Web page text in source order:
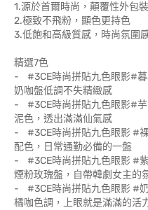
1.源於首爾時尚，顛覆性外包
2.極致不飛粉，顯色更持色
3.低飽和高級質感，時尚氛圍
精選7色
- #3CE時尚拼貼九色眼影#暮
奶咖盤低調不失精緻感
- #3CE時尚拼貼九色眼影#芋
泥色，透出滿滿仙氣感
- #3CE時尚拼貼九色眼影 #裸
配色，日常通勤必備的一盤
- #3CE時尚拼貼九色眼影 #紫
煙粉玫瑰盤，自帶韓劇女主的
- #3CE時尚拼貼九色眼影 #奶
橘咖色調，上眼就是滿滿的活